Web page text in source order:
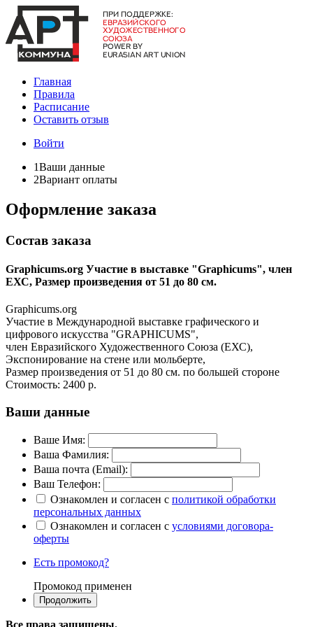
Главная
Правила
Расписание
Оставить отзыв
Войти
1Ваши данные
2Вариант оплаты
Оформление заказа
Состав заказа
Graphicums.org Участие в выставке "Graphicums", ​член
ЕХС, Размер произведения от 51 до 80 см.
Graphicums.org
Участие в Международной выставке графического и
цифрового искусства "GRAPHICUMS", ​
член Евразийского Художественного Союза (ЕХС),
Экспонирование на стене или мольберте,
Размер произведения от 51 до 80 см. по большей стороне
Стоимость: 2400 р.
Ваши данные
Ваше Имя:
Ваша Фамилия:
Ваша почта (Email):
Ваш Телефон:
Ознакомлен и согласен с политикой обработки
персональных данных
Ознакомлен и согласен с условиями договора-
оферты
Есть промокод?
Промокод применен
Все права защищены.